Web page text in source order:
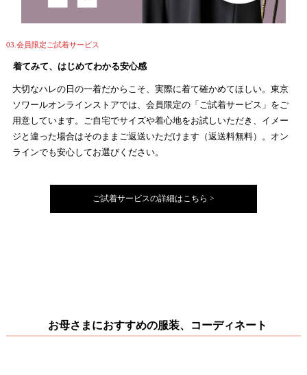
03.会員限定ご試着サービス
着てみて、はじめてわかる安心感
大切なハレの日の一着だからこそ、実際に着て確かめてほしい。東京
ソワールオンラインストアでは、会員限定の「ご試着サービス」をご
用意しています。ご自宅でサイズや着心地をお試しいただき、イメー
ジと違った場合はそのままご返送いただけます（返送料無料）。オン
ラインでも安心してお選びください。
ご試着サービスの詳細はこちら >
お母さまにおすすめの服装、コーディネート